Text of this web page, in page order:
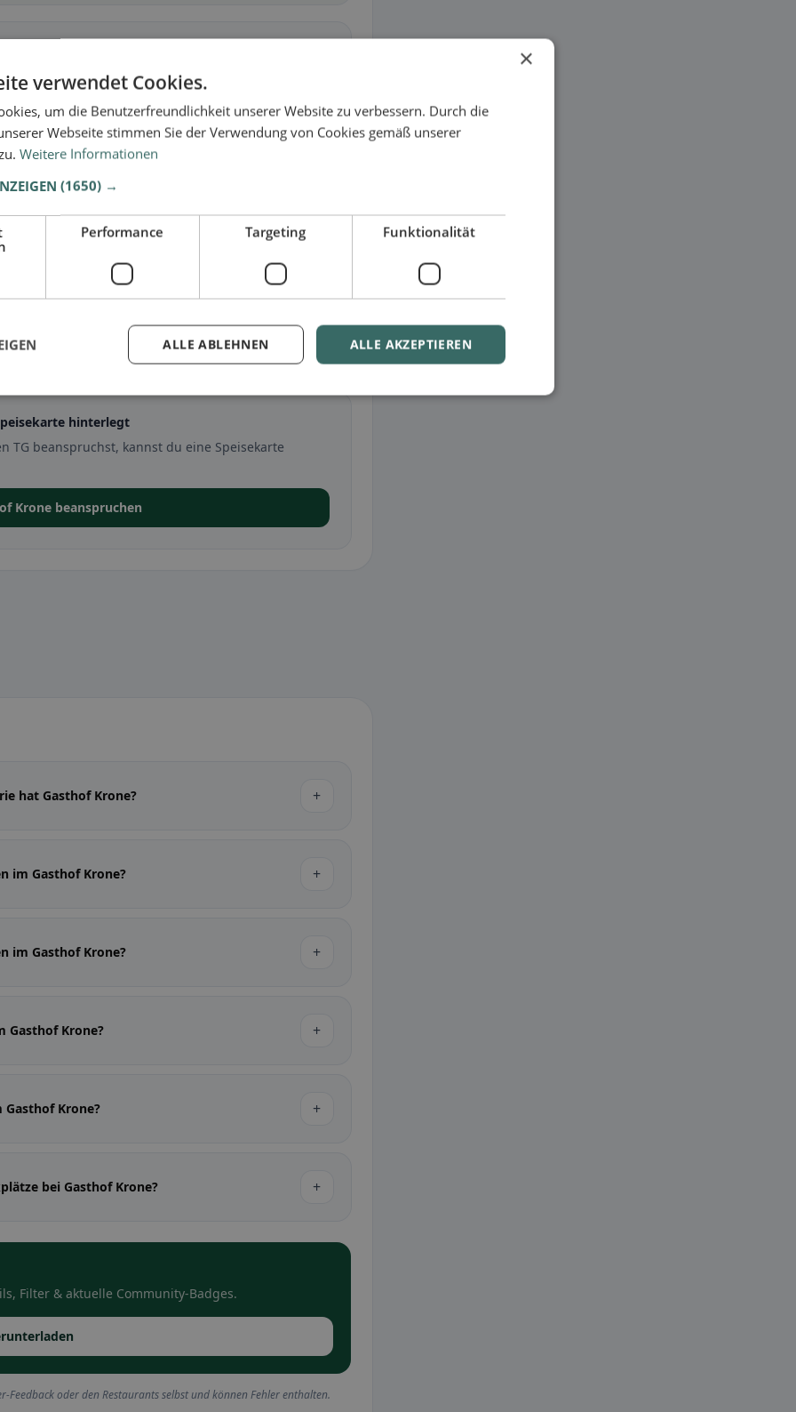
besonders bei glutenfrei, vegan, vegetarisch oder
hinterlegt
TG beanspruchst, kannst du eine Speisekarte
Krone beanspruchen
hat Gasthof Krone? +
im Gasthof Krone? +
im Gasthof Krone? +
Gasthof Krone? +
Gasthof Krone? +
bei Gasthof Krone? +
Filter & aktuelle Community-Badges.
oder den Restaurants selbst und können Fehler enthalten.
×
verwendet Cookies.
um die Benutzerfreundlichkeit unserer Website zu verbessern. Durch die
Webseite stimmen Sie der Verwendung von Cookies gemäß unserer
Weitere Informationen
(1650) →
Performance Targeting Funktionalität
ALLE AKZEPTIEREN
ALLE ABLEHNEN